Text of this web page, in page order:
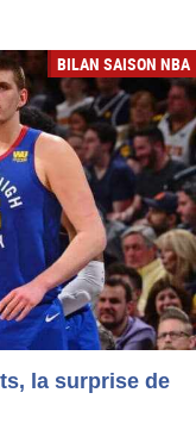
BILAN SAISON NBA
la surprise de